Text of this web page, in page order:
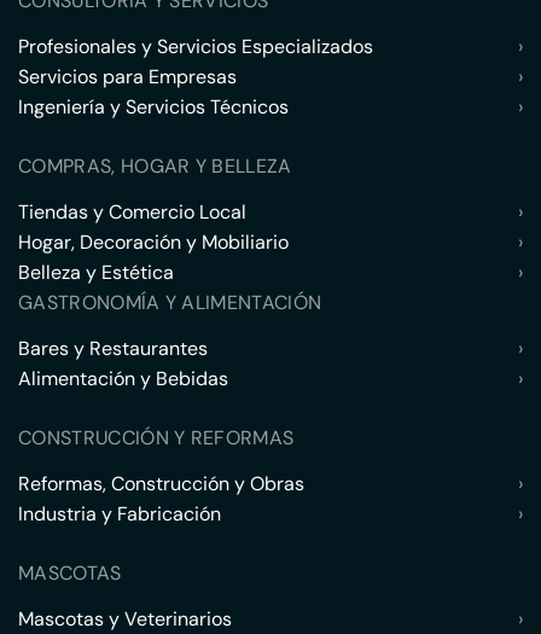
Profesionales y Servicios Especializados
›
Servicios para Empresas
›
Ingeniería y Servicios Técnicos
›
COMPRAS, HOGAR Y BELLEZA
Tiendas y Comercio Local
›
Hogar, Decoración y Mobiliario
›
Belleza y Estética
›
GASTRONOMÍA Y ALIMENTACIÓN
Bares y Restaurantes
›
Alimentación y Bebidas
›
CONSTRUCCIÓN Y REFORMAS
Reformas, Construcción y Obras
›
Industria y Fabricación
›
MASCOTAS
Mascotas y Veterinarios
›